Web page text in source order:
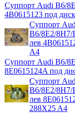
Суппорт Audi B6/
4B0615123 под
Суппорт
B6/8E2/8H7/
лев
A4
Суппорт Audi B6/
8E0615124A под
Суппорт
B6/8E2/8H7/
лев
288X25 A4